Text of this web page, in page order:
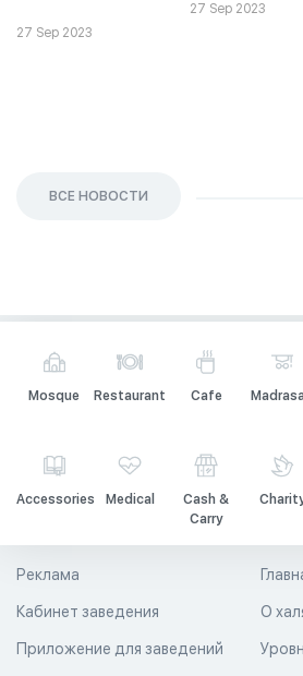
27 Sep 2023
27 Sep 2023
ВСЕ НОВОСТИ
Mosque Restaurant Cafe
Accessories Medical
Cash &
Carry
О
Реклама
Кабинет заведения
Приложение для заведений